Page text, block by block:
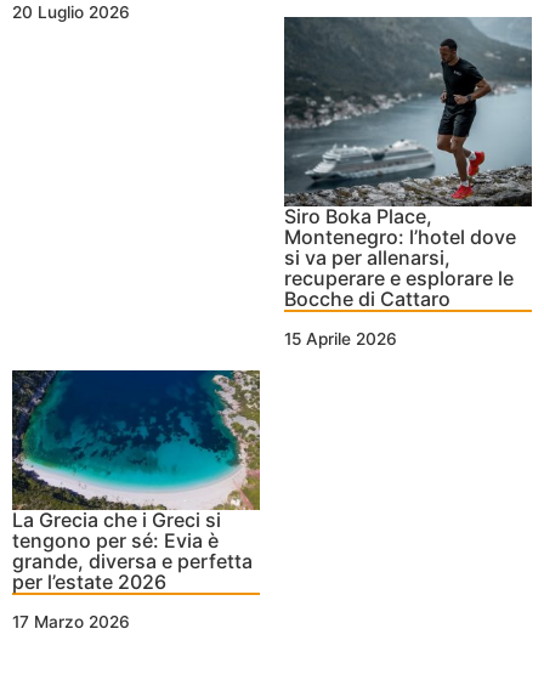
20 Luglio 2026
Siro Boka Place,
Montenegro: l’hotel dove
si va per allenarsi,
recuperare e esplorare le
Bocche di Cattaro
15 Aprile 2026
La Grecia che i Greci si
tengono per sé: Evia è
grande, diversa e perfetta
per l’estate 2026
17 Marzo 2026